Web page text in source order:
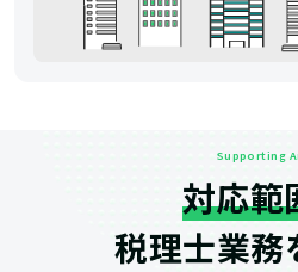
Supporting
対応範
税理士業務